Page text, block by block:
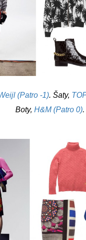
(Patro -1). Šaty,
Boty, H&M (Patro 0).